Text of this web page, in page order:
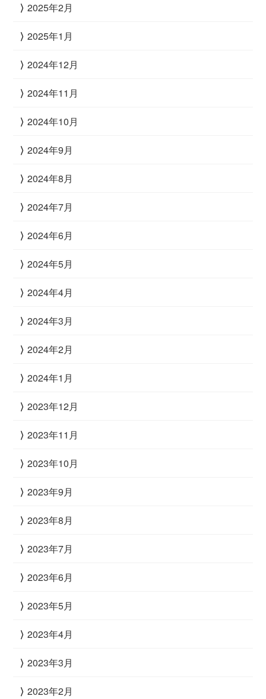
2025年2月
2025年1月
2024年12月
2024年11月
2024年10月
2024年9月
2024年8月
2024年7月
2024年6月
2024年5月
2024年4月
2024年3月
2024年2月
2024年1月
2023年12月
2023年11月
2023年10月
2023年9月
2023年8月
2023年7月
2023年6月
2023年5月
2023年4月
2023年3月
2023年2月